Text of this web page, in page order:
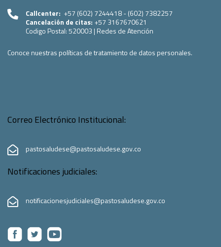
Callcenter: +57 (602) 7244418 - (602) 7382257
Cancelación de citas: +57 3167670621
Codigo Postal:520003 | Redes de Atención
Conoce nuestras políticas de tratamiento de datos personales.
Correo Electrónico Institucional:
pastosaludese@pastosaludese.gov.co
Notificaciones judiciales:
notificacionesjudiciales@pastosaludese.gov.co